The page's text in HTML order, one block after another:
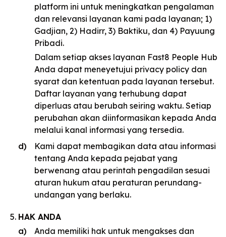
platform ini untuk meningkatkan pengalaman
dan relevansi layanan kami pada layanan; 1)
Gadjian, 2) Hadirr, 3) Baktiku, dan 4) Payuung
Pribadi.
Dalam setiap akses layanan Fast8 People Hub
Anda dapat meneyetujui privacy policy dan
syarat dan ketentuan pada layanan tersebut.
Daftar layanan yang terhubung dapat
diperluas atau berubah seiring waktu. Setiap
perubahan akan diinformasikan kepada Anda
melalui kanal informasi yang tersedia.
Kami dapat membagikan data atau informasi
tentang Anda kepada pejabat yang
berwenang atau perintah pengadilan sesuai
aturan hukum atau peraturan perundang-
undangan yang berlaku.
HAK ANDA
Anda memiliki hak untuk mengakses dan